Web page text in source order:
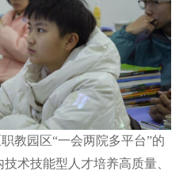
园区“一会两院多平台”的
术技能型人才培养高质量、